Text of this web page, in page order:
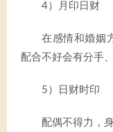
4）月印日财
在感情和婚姻
配合不好会有分手
5）日财时印
配偶不得力，